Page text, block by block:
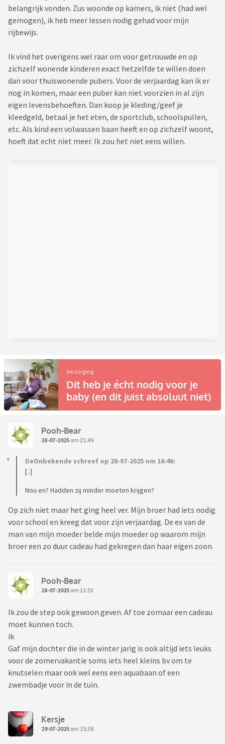
belangrijk vonden. Zus woonde op kamers, ik niet (had wel
gemogen), ik heb meer lessen nodig gehad voor mijn
rijbewijs.
Ik vind het overigens wel raar om voor getrouwde en op
zichzelf wonende kinderen exact hetzelfde te willen doen
dan voor thuiswonende pubers. Voor de verjaardag kan ik er
nog in komen, maar een puber kan niet voorzien in al zijn
eigen levensbehoeften. Dan koop je kleding/geef je
kleedgeld, betaal je het eten, de sportclub, schoolspullen,
etc. Als kind een volwassen baan heeft en op zichzelf woont,
hoeft dat echt niet meer. Ik zou het niet eens willen.
Verzorging
Dit heb je écht nodig voor je
baby (en dit juist absoluut niet)
Pooh-Bear
28-07-2025 om 21:49
DeOnbekende schreef op 28-07-2025 om 16:46:
[..]
Nou en? Hadden zij minder moeten krijgen?
Op zich niet maar het ging heel ver. Mijn broer had iets nodig
voor school en kreeg dat voor zijn verjaardag. De ex van de
man van mijn moeder belde mijn moeder op waarom mijn
broer een zo duur cadeau had gekregen dan haar eigen zoon.
Pooh-Bear
28-07-2025 om 21:53
Ik zou de step ook gewoon geven. Af toe zomaar een cadeau
moet kunnen toch.
ik
Gaf mijn dochter die in de winter jarig is ook altijd iets leuks
voor de zomervakantie soms iets heel kleins bv om te
knutselen maar ook wel eens een aquabaan of een
zwembadje voor in de tuin.
Kersje
29-07-2025 om 15:38